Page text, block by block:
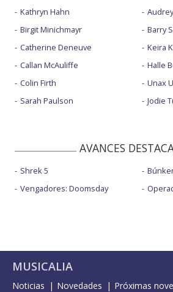
Kathryn Hahn
Birgit Minichmayr
Catherine Deneuve
Callan McAuliffe
Colin Firth
Sarah Paulson
Barry
Keira
Halle
Unax
Jodie
AVANCES
Shrek 5
Vengadores: Doomsday
MUSICALIA
Noticias Novedades
Próximas